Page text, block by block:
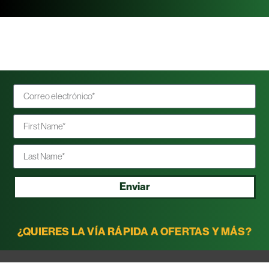
¿QUIERES LA VÍA RÁPIDA A OFERTAS Y MÁS?
Enviar